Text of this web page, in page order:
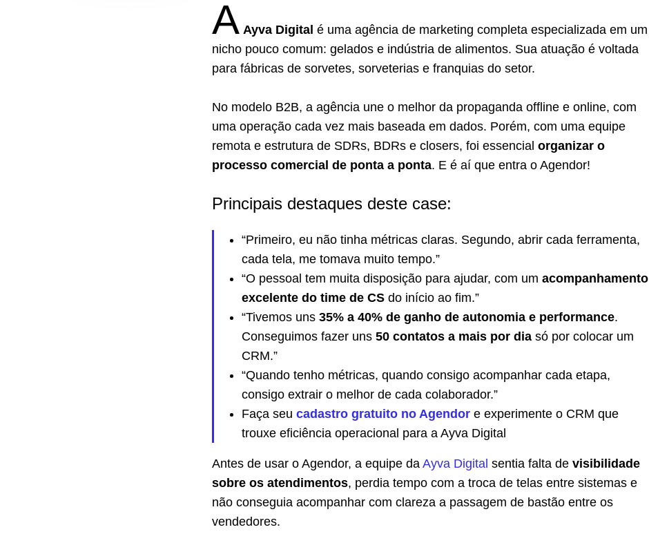
A Ayva Digital é uma agência de marketing completa especializada em um
nicho pouco comum: gelados e indústria de alimentos. Sua atuação é voltada
para fábricas de sorvetes, sorveterias e franquias do setor.
No modelo B2B, a agência une o melhor da propaganda offline e online, com
uma operação cada vez mais baseada em dados. Porém, com uma equipe
remota e estrutura de SDRs, BDRs e closers, foi essencial organizar o
processo comercial de ponta a ponta. E é aí que entra o Agendor!
Principais destaques deste case:
“Primeiro, eu não tinha métricas claras. Segundo, abrir cada ferramenta,
cada tela, me tomava muito tempo.”
“O pessoal tem muita disposição para ajudar, com um acompanhamento
excelente do time de CS do início ao fim.”
“Tivemos uns 35% a 40% de ganho de autonomia e performance.
Conseguimos fazer uns 50 contatos a mais por dia só por colocar um
CRM.”
“Quando tenho métricas, quando consigo acompanhar cada etapa,
consigo extrair o melhor de cada colaborador.”
Faça seu cadastro gratuito no Agendor e experimente o CRM que
trouxe eficiência operacional para a Ayva Digital
Antes de usar o Agendor, a equipe da Ayva Digital sentia falta de visibilidade
sobre os atendimentos, perdia tempo com a troca de telas entre sistemas e
não conseguia acompanhar com clareza a passagem de bastão entre os
vendedores.